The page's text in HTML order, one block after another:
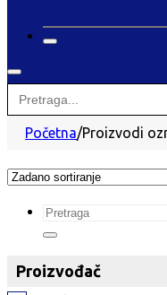
Search
for:
Početna/Proizvodi
Search
Proizvođač